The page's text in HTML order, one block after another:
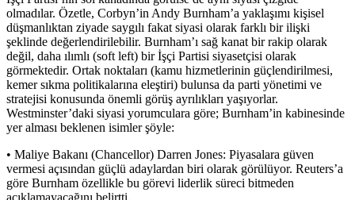
olmadılar. Özetle, Corbyn’in Andy Burnham’a yaklaşımı kişisel
düşmanlıktan ziyade saygılı fakat siyasi olarak farklı bir ilişki
şeklinde değerlendirilebilir. Burnham’ı sağ kanat bir rakip olarak
değil, daha ılımlı (soft left) bir İşçi Partisi siyasetçisi olarak
görmektedir. Ortak noktaları (kamu hizmetlerinin güçlendirilmesi,
kemer sıkma politikalarına eleştiri) bulunsa da parti yönetimi ve
stratejisi konusunda önemli görüş ayrılıkları yaşıyorlar.
Westminster’daki siyasi yorumculara göre; Burnham’in kabinesinde
yer alması beklenen isimler şöyle:
• Maliye Bakanı (Chancellor) Darren Jones: Piyasalara güven
vermesi açısından güçlü adaylardan biri olarak görülüyor. Reuters’a
göre Burnham özellikle bu görevi liderlik süreci bitmeden
açıklamayacağını belirtti.